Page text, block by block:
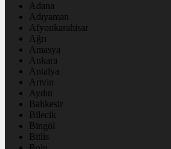
Adana
Adıyaman
Afyonkarahisar
Ağrı
Amasya
Ankara
Antalya
Artvin
Aydın
Balıkesir
Bilecik
Bingöl
Bitlis